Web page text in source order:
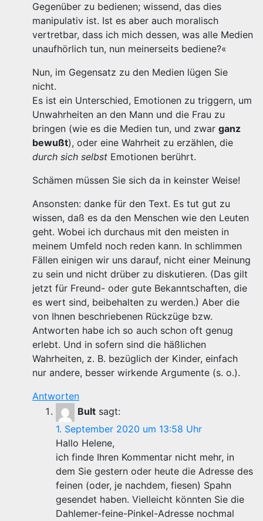
Gegenüber zu bedienen; wissend, das dies
manipulativ ist. Ist es aber auch moralisch
vertretbar, dass ich mich dessen, was alle Medien
unaufhörlich tun, nun meinerseits bediene?«
Nun, im Gegensatz zu den Medien lügen Sie
nicht.
Es ist ein Unterschied, Emotionen zu triggern, um
Unwahrheiten an den Mann und die Frau zu
bringen (wie es die Medien tun, und zwar ganz
bewußt), oder eine Wahrheit zu erzählen, die
durch sich selbst Emotionen berührt.
Schämen müssen Sie sich da in keinster Weise!
Ansonsten: danke für den Text. Es tut gut zu
wissen, daß es da den Menschen wie den Leuten
geht. Wobei ich durchaus mit den meisten in
meinem Umfeld noch reden kann. In schlimmen
Fällen einigen wir uns darauf, nicht einer Meinung
zu sein und nicht drüber zu diskutieren. (Das gilt
jetzt für Freund- oder gute Bekanntschaften, die
es wert sind, beibehalten zu werden.) Aber die
von Ihnen beschriebenen Rückzüge bzw.
Antworten habe ich so auch schon oft genug
erlebt. Und in sofern sind die häßlichen
Wahrheiten, z. B. bezüglich der Kinder, einfach
nur andere, besser wirkende Argumente (s. o.).
Antworten
Bult sagt:
1. September 2020 um 13:58 Uhr
Hallo Helene,
ich finde Ihren Kommentar nicht mehr, in
dem Sie gestern oder heute die Adresse des
feinen (oder, je nachdem, fiesen) Spahn
gesendet haben. Vielleicht könnten Sie die
Dahlemer-feine-Pinkel-Adresse nochmal